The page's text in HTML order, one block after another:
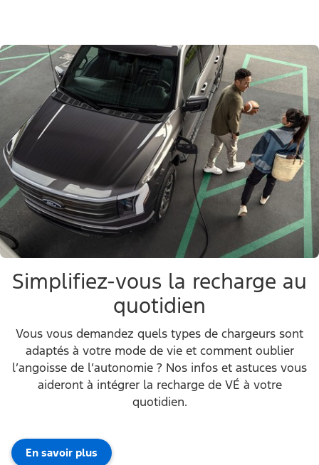
Simplifiez-vous la recharge au
quotidien
Vous vous demandez quels types de chargeurs sont
adaptés à votre mode de vie et comment oublier
l’angoisse de l’autonomie ? Nos infos et astuces vous
aideront à intégrer la recharge de VÉ à votre
quotidien.
En savoir plus